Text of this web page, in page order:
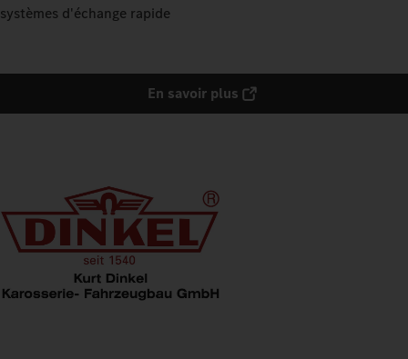
systèmes d'échange rapide
En savoir plus